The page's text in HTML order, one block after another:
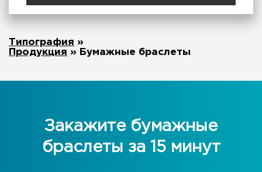
Типография »
Продукция » Бумажные браслеты
Закажите бумажные
браслеты за 15 минут